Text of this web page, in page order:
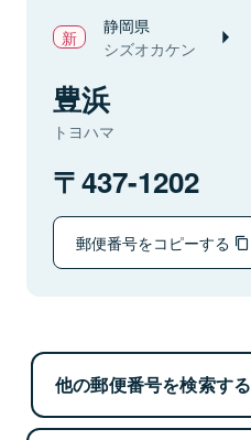
静岡県
シズオカケン
豊浜
トヨハマ
437-1202
郵便番号をコピーする
他の郵便番号を検索する